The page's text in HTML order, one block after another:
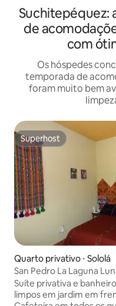
Suchitepéquez:
de
com
Os hóspedes
temporada de
foram muito bem
Superhost
Superhost
Quarto privativo ⋅ Sololá
San Pedro La Laguna
Suíte privativa e
limpos em jardim em